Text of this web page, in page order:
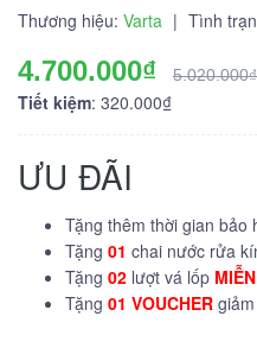
Thương hiệu: Varta | Tình
4.700.000₫ 5.020.000₫
Tiết kiệm: 320.000₫
ƯU ĐÃI
Tặng thêm thời gian bảo
Tặng 01 chai nước rửa
Tặng 02 lượt vá lốp
Tặng 01 VOUCHER